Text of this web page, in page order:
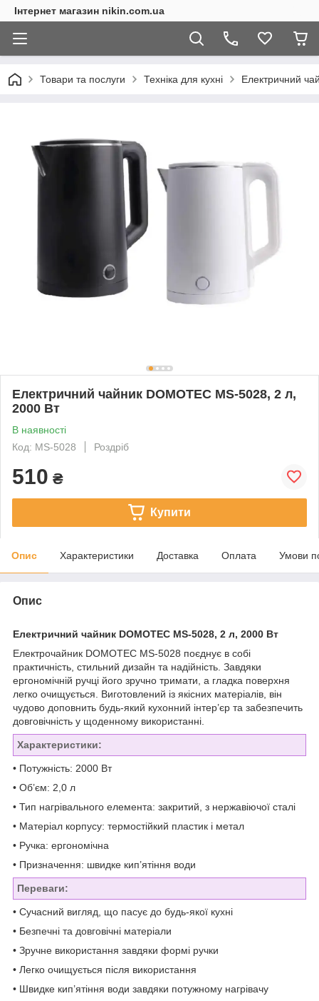
Інтернет магазин nikin.com.ua
Товари та послуги Техніка для кухні Електричний
Електричний чайник DOMOTEC MS-5028, 2 л,
2000 Вт
В наявності
Код: MS-5028
Роздріб
510 ₴
Купити
Опис Характеристики Доставка Оплата Умови
Опис
Електричний чайник DOMOTEC MS-5028, 2 л, 2000 Вт
Електрочайник DOMOTEC MS-5028 поєднує в собі
практичність, стильний дизайн та надійність. Завдяки
ергономічній ручці його зручно тримати, а гладка поверхня
легко очищується. Виготовлений із якісних матеріалів, він
чудово доповнить будь-який кухонний інтер’єр та забезпечить
довговічність у щоденному використанні.
Характеристики:
• Потужність: 2000 Вт
• Об’єм: 2,0 л
• Тип нагрівального елемента: закритий, з нержавіючої сталі
• Матеріал корпусу: термостійкий пластик і метал
• Ручка: ергономічна
• Призначення: швидке кип’ятіння води
Переваги:
• Сучасний вигляд, що пасує до будь-якої кухні
• Безпечні та довговічні матеріали
• Зручне використання завдяки формі ручки
• Легко очищується після використання
• Швидке кип’ятіння води завдяки потужному нагрівачу